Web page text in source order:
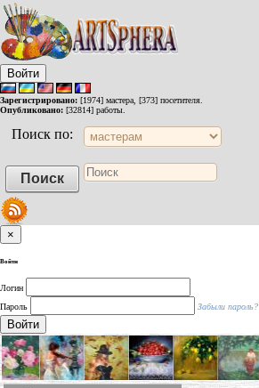
Войти
Зарегистрировано: [1974] мастера, [373] посетителя.
Опубликовано: [32814] работы.
Поиск по:
×
Войти
Логин
Пароль
Забыли пароль?
Войти